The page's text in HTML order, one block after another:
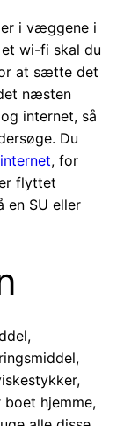
i væggene i
wi-fi skal du
at sætte det
næsten
internet, så
Du
, for
flyttet
en SU eller
hjemme,